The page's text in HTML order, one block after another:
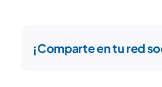
¡Comparte en tu red